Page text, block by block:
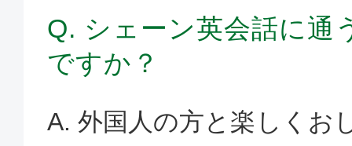
Q. シェーン英会話に通
ですか？
A. 外国人の方と楽しくお